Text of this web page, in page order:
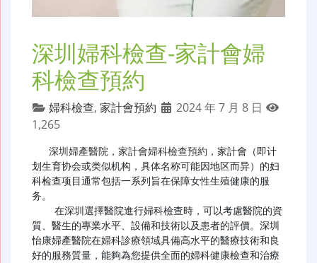
深圳婦科檢查-家計會婦
科檢查預約
婦科檢查, 家計會預約
2024 年 7 月 8 日
1,265
深圳婦產醫院 ， 家計會婦科檢查預約 ，家計會（即计
划生育协会或类似机构，具体名称可能因地区而异）的妇
科检查项目通常包括一系列旨在保障女性生殖健康的服
务。
質、醫生的專業水平、設備和技術以及患者的評價。深圳
怡康婦產醫院在婦科診療領域具備高水平的醫療技術和良
好的服務質量，能夠為您提供全面的婦科健康檢查和治療